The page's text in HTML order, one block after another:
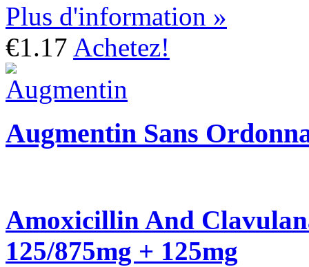
Plus d'information »
€1.17 Achetez!
Augmentin Sans
Amoxicillin And
125/875mg + 125mg